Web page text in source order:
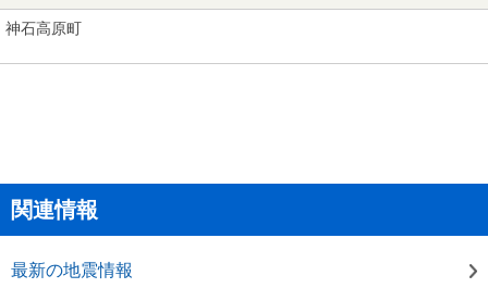
神石高原町
関連情報
最新の地震情報